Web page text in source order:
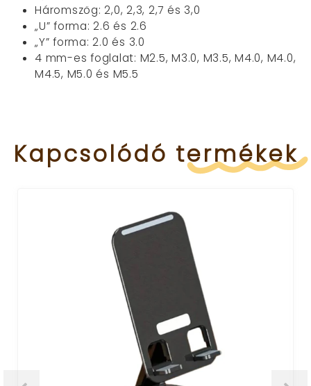
Háromszög: 2,0, 2,3, 2,7 és 3,0
„U” forma: 2.6 és 2.6
„Y” forma: 2.0 és 3.0
4 mm-es foglalat: M2.5, M3.0, M3.5, M4.0, M4.0,
M4.5, M5.0 és M5.5
Kapcsolódó termékek